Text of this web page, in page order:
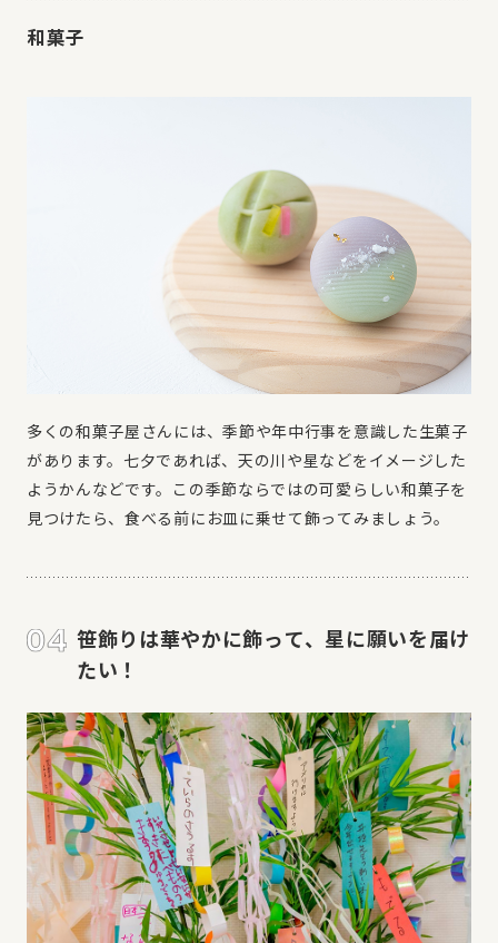
和菓子
多くの和菓子屋さんには、季節や年中行事を意識した生菓子
があります。七夕であれば、天の川や星などをイメージした
ようかんなどです。この季節ならではの可愛らしい和菓子を
見つけたら、食べる前にお皿に乗せて飾ってみましょう。
笹飾りは華やかに飾って、星に願いを届け
たい！